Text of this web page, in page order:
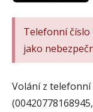
Telefonní číslo
jako
Volání z telefonní